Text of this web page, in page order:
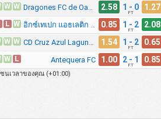
W W Dragones FC de Oaxaca 2.58 1 - 0
FT
1.27
L W อิกซ์เทเปก แอธเลติก คลับ 0.85 1 - 2
FT
2.08
W W CD Cruz Azul Lagunas 1.54 1 - 2
FT
0.65
W L Antequera FC 1.00 2 - 1
FT
0.85
นเวลาของคุณ (+01:00)